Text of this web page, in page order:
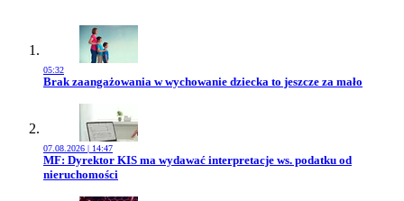
05:32
Przejdź do artykułu:
Brak zaangażowania w wychowanie dziecka to jeszcze za mało
07.08.2026 | 14:47
Przejdź do artykułu:
MF: Dyrektor KIS ma wydawać interpretacje ws. podatku od
nieruchomości